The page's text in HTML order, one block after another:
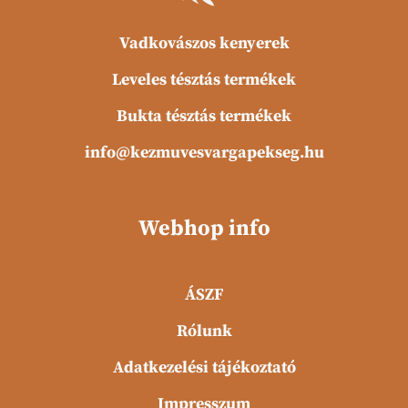
Vadkovászos kenyerek
Leveles tésztás termékek
Bukta tésztás termékek
info@kezmuvesvargapekseg.hu
Webhop info
ÁSZF
Rólunk
Adatkezelési tájékoztató